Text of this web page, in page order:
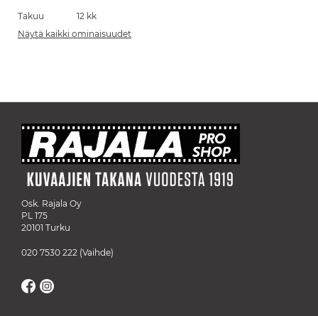
Takuu
12 kk
Näytä kaikki ominaisuudet
Osk. Rajala Oy
PL 175
20101 Turku
020 7530 222 (Vaihde)